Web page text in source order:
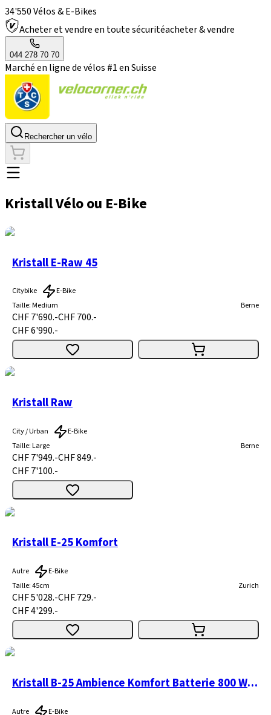
34'550 Vélos & E-Bikes
Acheter et vendre en toute sécuritéacheter & vendre
044 278 70 70
Marché en ligne de vélos #1 en Suisse
Rechercher un vélo
Kristall Vélo ou E-Bike
Kristall E-Raw 45
Citybike
E-Bike
Taille:Medium Berne
CHF 7'690.-CHF 700.-
CHF 6'990.-
Kristall Raw
City / Urban
E-Bike
Taille:Large Berne
CHF 7'949.-CHF 849.-
CHF 7'100.-
Kristall E-25 Komfort
Autre
E-Bike
Taille:45cm Zurich
CHF 5'028.-CHF 729.-
CHF 4'299.-
Kristall B-25 Ambience Komfort Batterie 800 Wh, Cx 120 Nm
Autre
E-Bike